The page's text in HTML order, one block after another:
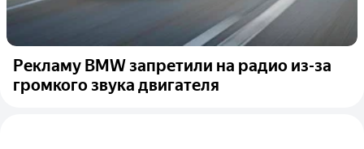
Рекламу BMW запретили на радио из-за
громкого звука двигателя